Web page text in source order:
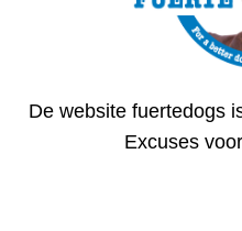
De website fuertedogs
Excuses